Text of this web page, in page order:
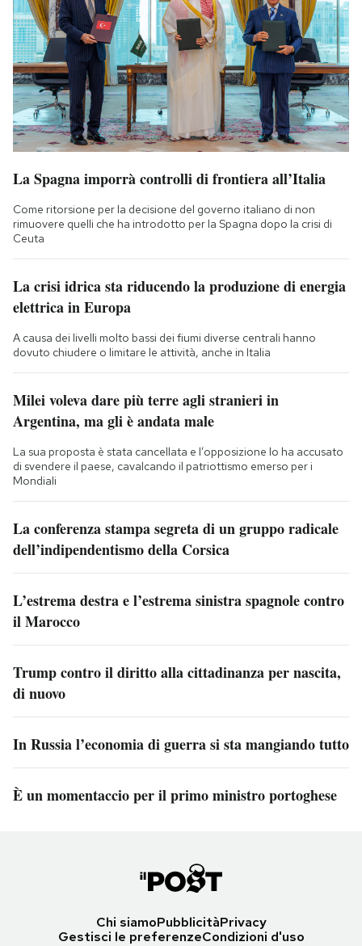
La Spagna imporrà controlli di frontiera all’Italia
Come ritorsione per la decisione del governo italiano di non
rimuovere quelli che ha introdotto per la Spagna dopo la crisi di
Ceuta
La crisi idrica sta riducendo la produzione di energia
elettrica in Europa
A causa dei livelli molto bassi dei fiumi diverse centrali hanno
dovuto chiudere o limitare le attività, anche in Italia
Milei voleva dare più terre agli stranieri in
Argentina, ma gli è andata male
La sua proposta è stata cancellata e l’opposizione lo ha accusato
di svendere il paese, cavalcando il patriottismo emerso per i
Mondiali
La conferenza stampa segreta di un gruppo radicale
dell’indipendentismo della Corsica
L’estrema destra e l’estrema sinistra spagnole contro
il Marocco
Trump contro il diritto alla cittadinanza per nascita,
di nuovo
In Russia l’economia di guerra si sta mangiando tutto
È un momentaccio per il primo ministro portoghese
Chi siamoPubblicitàPrivacy
Gestisci le preferenzeCondizioni d'uso